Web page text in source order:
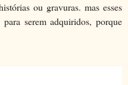
ou gravuras. mas esses
serem adquiridos, porque